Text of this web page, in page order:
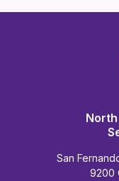
San
9200